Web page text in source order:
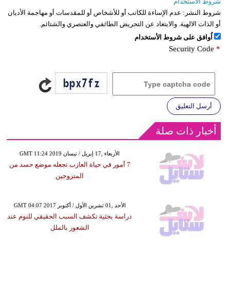
شروط النشر: عدم الإساءة للكاتب أو للأشخاص أو للمقدسات أو مهاجمة الأديان
أو الذات الالهية. والابتعاد عن التحريض الطائفي والعنصري والشتائم.
اُوافق على شروط الأستخدام
Security Code *
أرسل التعليق
أخبار ذات صلة
GMT 11:24 2019 الأربعاء ,17 إبريل / نيسان
7 أمور في حياة العازب تجعله موضع حسد من
المتزوجين
GMT 04:07 2017 الأحد ,01 تشرين الأول / أكتوبر
دراسة بحثية تكشف السبب الحقيقي للنوم عند
الشعور بالملل